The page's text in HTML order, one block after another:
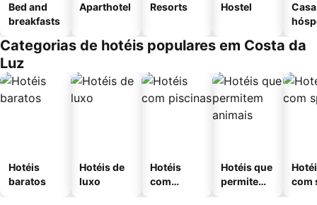
Bed and
breakfasts
Aparthotel Resorts Hostel
Categorias de hotéis populares em Costa da
Luz
Hotéis
baratos
Hotéis de
luxo
Hotéis
com
Hotéis que
permitem
com